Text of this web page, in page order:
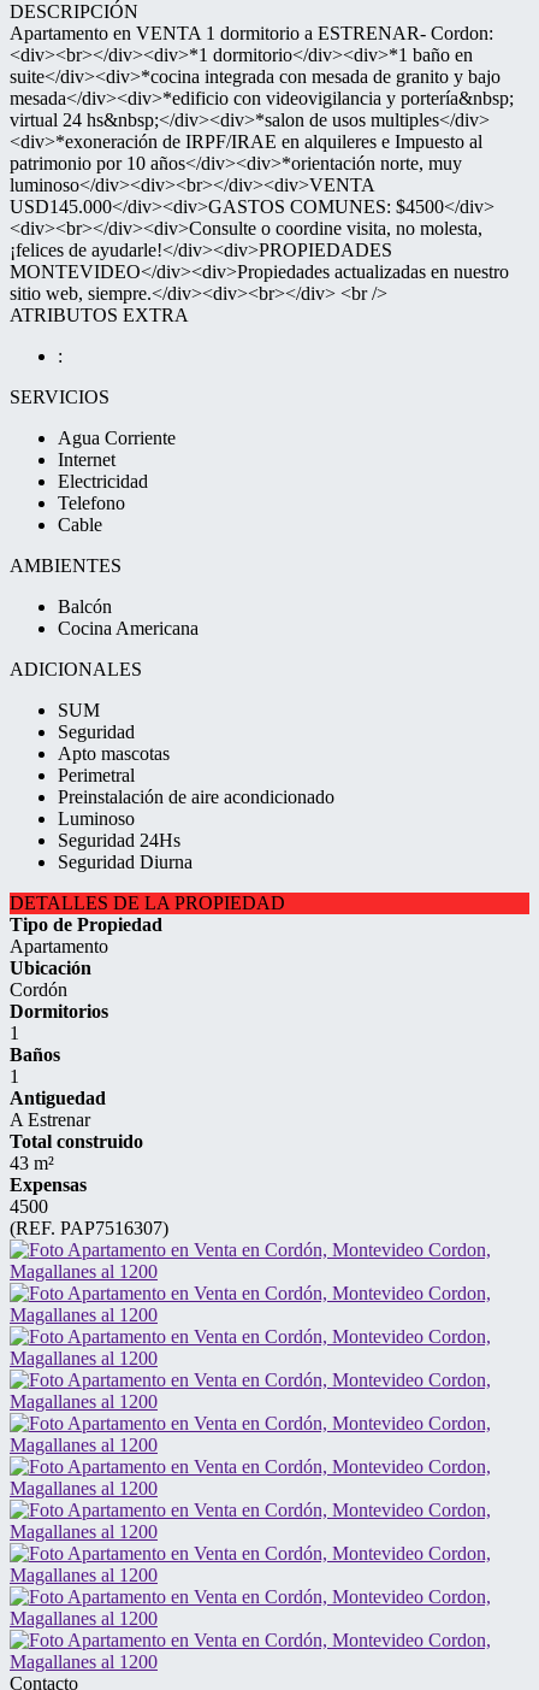
DESCRIPCIÓN
Apartamento en VENTA 1 dormitorio a ESTRENAR- Cordon:
<div><br></div><div>*1 dormitorio</div><div>*1 baño en
suite</div><div>*cocina integrada con mesada de granito y bajo
mesada</div><div>*edificio con videovigilancia y portería&nbsp;
virtual 24 hs&nbsp;</div><div>*salon de usos multiples</div>
<div>*exoneración de IRPF/IRAE en alquileres e Impuesto al
patrimonio por 10 años</div><div>*orientación norte, muy
luminoso</div><div><br></div><div>VENTA
USD145.000</div><div>GASTOS COMUNES: $4500</div>
<div><br></div><div>Consulte o coordine visita, no molesta,
¡felices de ayudarle!</div><div>PROPIEDADES
MONTEVIDEO</div><div>Propiedades actualizadas en nuestro
sitio web, siempre.</div><div><br></div> <br />
ATRIBUTOS EXTRA
:
SERVICIOS
Agua Corriente
Internet
Electricidad
Telefono
Cable
AMBIENTES
Balcón
Cocina Americana
ADICIONALES
SUM
Seguridad
Apto mascotas
Perimetral
Preinstalación de aire acondicionado
Luminoso
Seguridad 24Hs
Seguridad Diurna
DETALLES DE LA PROPIEDAD
Tipo de Propiedad
Apartamento
Ubicación
Cordón
Dormitorios
1
Baños
1
Antiguedad
A Estrenar
Total construido
43 m²
Expensas
4500
(REF. PAP7516307)
Contacto